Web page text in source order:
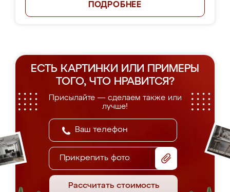
ПОДРОБНЕЕ
ЕСТЬ КАРТИНКИ ИЛИ ПРИМЕРЫ
ТОГО, ЧТО НРАВИТСЯ?
Присылайте — сделаем также или
лучше!
Прикрепить фото
Рассчитать стоимость